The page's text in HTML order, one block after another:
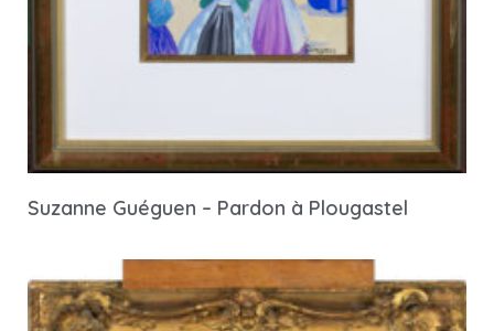
Suzanne Guéguen – Pardon à Plougastel